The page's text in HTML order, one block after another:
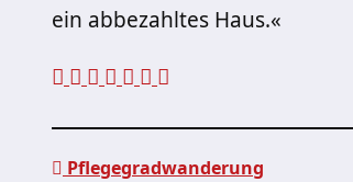
ein abbezahltes Haus.«
Pflegegradwanderung